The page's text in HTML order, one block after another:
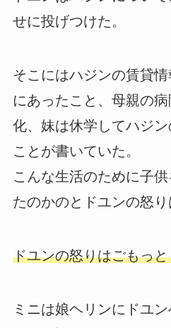
せに投げつけた。
そこにはハジンの賃貸
にあったこと、母親の
化、妹は休学してハジ
ことが書いていた。
こんな生活のために子
たのかのとドユンの怒り
ドユンの怒りはごもっ
ミニは娘ヘリンにドユ